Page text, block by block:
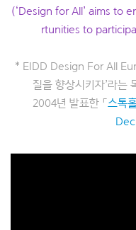
(‘Design for All’ aims to
rtunities to
* EIDD Design For All
질을 향상시키자’라는
2004년 발표한 「스톡